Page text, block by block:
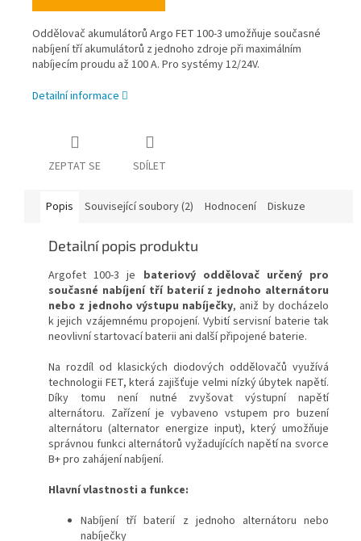
Oddělovač akumulátorů Argo FET 100-3 umožňuje současné
nabíjení tří akumulátorů z jednoho zdroje při maximálním
nabíjecím proudu až 100 A. Pro systémy 12/24V.
Detailní informace
ZEPTAT SE SDÍLET
Popis Související soubory (2) Hodnocení Diskuze
Detailní popis produktu
Argofet 100-3 je bateriový oddělovač určený pro
současné nabíjení tří baterií z jednoho alternátoru
nebo z jednoho výstupu nabíječky, aniž by docházelo
k jejich vzájemnému propojení. Vybití servisní baterie tak
neovlivní startovací baterii ani další připojené baterie.
Na rozdíl od klasických diodových oddělovačů využívá
technologii FET, která zajišťuje velmi nízký úbytek napětí.
Díky tomu není nutné zvyšovat výstupní napětí
alternátoru. Zařízení je vybaveno vstupem pro buzení
alternátoru (alternator energize input), který umožňuje
správnou funkci alternátorů vyžadujících napětí na svorce
B+ pro zahájení nabíjení.
Hlavní vlastnosti a funkce:
Nabíjení tří baterií z jednoho alternátoru nebo
nabíječky